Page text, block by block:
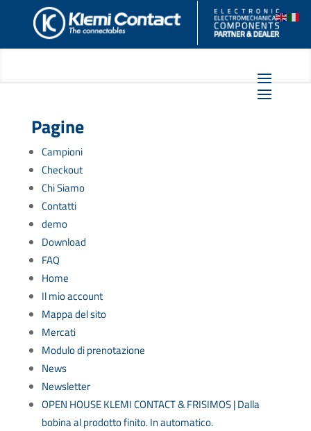
Pagine
Campioni
Checkout
Chi Siamo
Contatti
demo
Download
FAQ
Home
Il mio account
Mappa del sito
Mercati
Modulo di prenotazione
News
Newsletter
OPEN HOUSE KLEMI CONTACT & FRISIMOS | Dalla
bobina al prodotto finito. In automatico.